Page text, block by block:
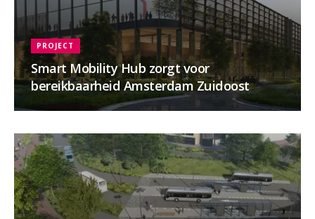
Smart Mobility Hub zorgt voor
bereikbaarheid Amsterdam Zuidoost
PROJECT